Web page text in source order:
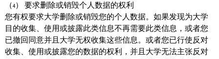
（4） 要求删除或销毁个人数据的权利
您有权要求大学删除或销毁您的个人数据。如果发现为大学
目的收集、使用或披露此类信息不再需要此类信息，或者您
已撤回同意并且大学无权收集这些信息。或者您已行使反对
收集、使用或披露您的数据的权利，并且大学无法主张反对